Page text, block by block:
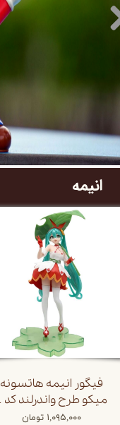
انیمه
فیگور انیمه هاتسونه
میکو طرح واندرلند کد 1
۱,۰۹۵,۰۰۰ تومان